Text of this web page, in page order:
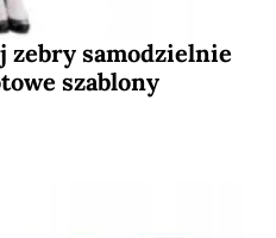
zebry samodzielnie
szablony